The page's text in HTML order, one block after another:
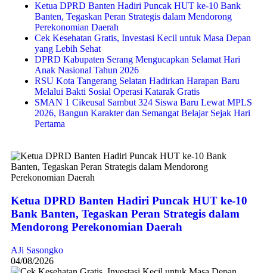
Ketua DPRD Banten Hadiri Puncak HUT ke-10 Bank
Banten, Tegaskan Peran Strategis dalam Mendorong
Perekonomian Daerah
Cek Kesehatan Gratis, Investasi Kecil untuk Masa Depan
yang Lebih Sehat
DPRD Kabupaten Serang Mengucapkan Selamat Hari
Anak Nasional Tahun 2026
RSU Kota Tangerang Selatan Hadirkan Harapan Baru
Melalui Bakti Sosial Operasi Katarak Gratis
SMAN 1 Cikeusal Sambut 324 Siswa Baru Lewat MPLS
2026, Bangun Karakter dan Semangat Belajar Sejak Hari
Pertama
Ketua DPRD Banten Hadiri Puncak HUT ke-10
Bank Banten, Tegaskan Peran Strategis dalam
Mendorong Perekonomian Daerah
AJi Sasongko
04/08/2026